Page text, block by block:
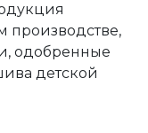
производстве,
одобренные
детской